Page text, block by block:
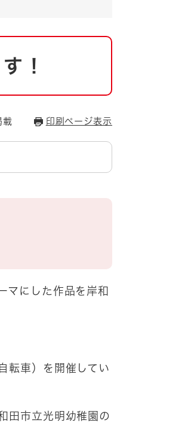
！
載 印刷ページ表示
マにした作品を岸和
転車）を開催してい
田市立光明幼稚園の